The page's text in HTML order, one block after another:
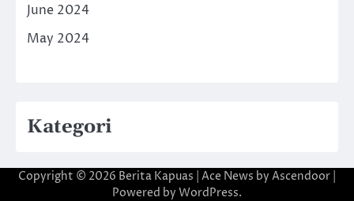
June 2024
May 2024
Kategori
Copyright © 2026 Berita Kapuas | Ace News by Ascendoor
Powered by WordPress.